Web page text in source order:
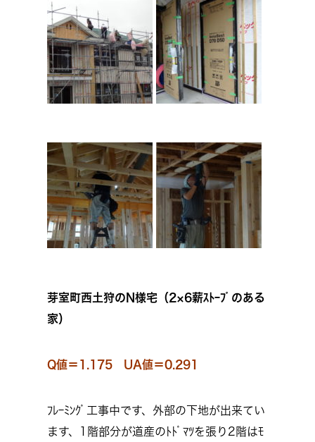
芽室町西土狩のN様宅（2×6薪ｽﾄｰﾌﾞのある
家）
Q値＝1.175 UA値＝0.291
ﾌﾚｰﾐﾝｸﾞ工事中です、外部の下地が出来てい
ます、1階部分が道産のﾄﾄﾞﾏﾂを張り2階はﾓ